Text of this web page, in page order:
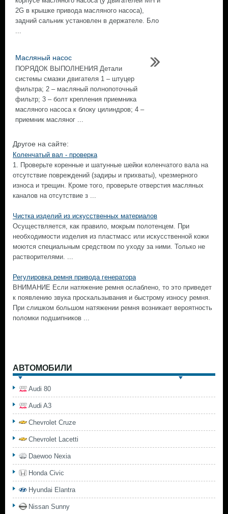
2G в крышке привода масляного насоса),
задний сальник установлен в держателе. Бло
...
Масляный насос
ПОРЯДОК ВЫПОЛНЕНИЯ Детали
системы смазки двигателя 1 – штуцер
фильтра; 2 – масляный полнопоточный
фильтр; 3 – болт крепления приемника
масляного насоса к блоку цилиндров; 4 –
приемник масляног ...
Другое на сайте:
Коленчатый вал - проверка
1. Проверьте коренные и шатунные шейки коленчатого вала на
отсутствие повреждений (задиры и прихваты), чрезмерного
износа и трещин. Кроме того, проверьте отверстия масляных
каналов на отсутствие з ...
Чистка изделий из искусственных материалов
Осуществляется, как правило, мокрым полотенцем. При
необходимости изделия из пластмасс или искусственной кожи
моются специальным средством по уходу за ними. Только не
растворителями. ...
Регулировка ремня привода генератора
ВНИМАНИЕ Если натяжение ремня ослаблено, то это приведет
к появлению звука проскальзывания и быстрому износу ремня.
При слишком большом натяжении ремня возникает вероятность
поломки подшипников ...
АВТОМОБИЛИ
Audi 80
Audi A3
Chevrolet Cruze
Chevrolet Lacetti
Daewoo Nexia
Honda Civic
Hyundai Elantra
Nissan Sunny